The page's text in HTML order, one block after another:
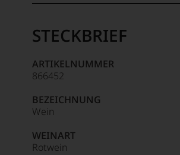
STECKBRIEF
ARTIKELNUMMER
866452
BEZEICHNUNG
Wein
WEINART
Rotwein